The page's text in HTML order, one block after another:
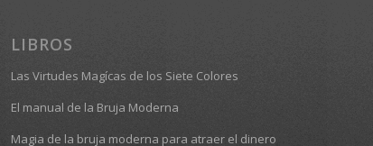
LIBROS
Las Virtudes Magícas de los Siete Colores
El manual de la Bruja Moderna
Magia de la bruja moderna para atraer el dinero